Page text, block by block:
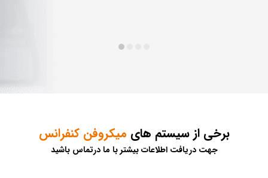
برخی از سیستم های میکروفن کنفرانس
جهت دریافت اطلاعات بیشتر با ما درتماس باشید